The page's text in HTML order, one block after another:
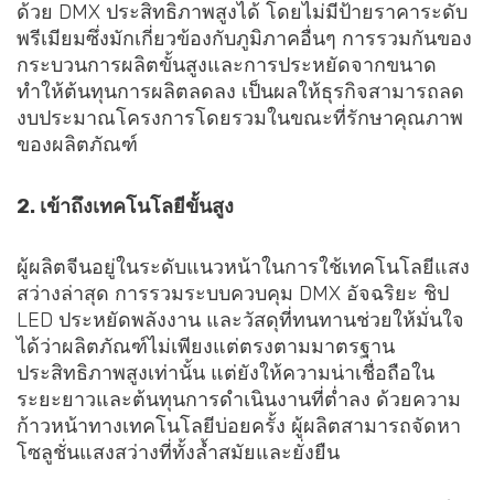
ด้วย DMX ประสิทธิภาพสูงได้ โดยไม่มีป้ายราคาระดับ
พรีเมียมซึ่งมักเกี่ยวข้องกับภูมิภาคอื่นๆ การรวมกันของ
กระบวนการผลิตขั้นสูงและการประหยัดจากขนาด
ทำให้ต้นทุนการผลิตลดลง เป็นผลให้ธุรกิจสามารถลด
งบประมาณโครงการโดยรวมในขณะที่รักษาคุณภาพ
ของผลิตภัณฑ์
2. เข้าถึงเทคโนโลยีขั้นสูง
ผู้ผลิตจีนอยู่ในระดับแนวหน้าในการใช้เทคโนโลยีแสง
สว่างล่าสุด การรวมระบบควบคุม DMX อัจฉริยะ ชิป
LED ประหยัดพลังงาน และวัสดุที่ทนทานช่วยให้มั่นใจ
ได้ว่าผลิตภัณฑ์ไม่เพียงแต่ตรงตามมาตรฐาน
ประสิทธิภาพสูงเท่านั้น แต่ยังให้ความน่าเชื่อถือใน
ระยะยาวและต้นทุนการดำเนินงานที่ต่ำลง ด้วยความ
ก้าวหน้าทางเทคโนโลยีบ่อยครั้ง ผู้ผลิตสามารถจัดหา
โซลูชั่นแสงสว่างที่ทั้งล้ำสมัยและยั่งยืน